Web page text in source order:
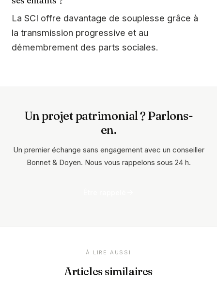
La SCI offre davantage de souplesse grâce à
la transmission progressive et au
démembrement des parts sociales.
Un projet patrimonial ? Parlons-
en.
Un premier échange sans engagement avec un conseiller
Bonnet & Doyen. Nous vous rappelons sous 24 h.
À LIRE AUSSI
Articles similaires